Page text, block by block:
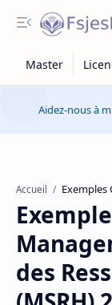
Aidez-nous à
Accueil Exemples
des